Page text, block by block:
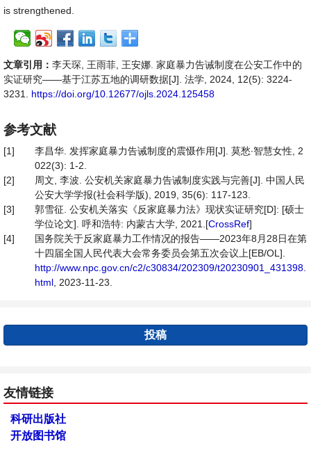
is strengthened.
文章引用： 李天琛, 王雨菲, 王安娜. 家庭暴力告诫制度在公安工作中的
实证研究——基于江苏五地的调研数据[J]. 法学, 2024, 12(5): 3224-
3231. https://doi.org/10.12677/ojls.2024.125458
参考文献
[1]
李昌华. 发挥家庭暴力告诫制度的震慑作用[J]. 莫愁∙智慧女性, 2
022(3): 1-2.
[2]
周文, 李波. 公安机关家庭暴力告诫制度实践与完善[J]. 中国人民
公安大学学报(社会科学版), 2019, 35(6): 117-123.
[3]
郭雪征. 公安机关落实《反家庭暴力法》现状实证研究[D]: [硕士
学位论文]. 呼和浩特: 内蒙古大学, 2021.[CrossRef]
[4]
国务院关于反家庭暴力工作情况的报告——2023年8月28日在第
十四届全国人民代表大会常务委员会第五次会议上[EB/OL].
http://www.npc.gov.cn/c2/c30834/202309/t20230901_431398.
html , 2023-11-23.
投稿
友情链接
科研出版社
开放图书馆